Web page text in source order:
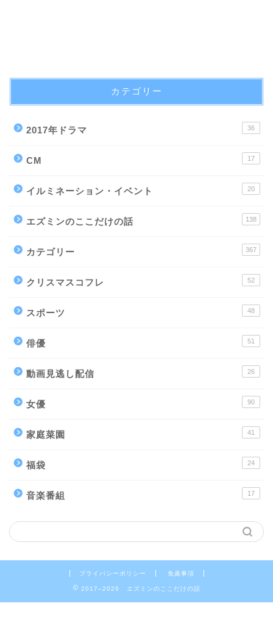
カテゴリー
2017年ドラマ 36
CM 17
イルミネーション・イベント 20
エズミンのここだけの話 138
カテゴリー 367
クリスマスコフレ 52
スポーツ 48
俳優 51
動画見逃し配信 26
女優 90
家庭菜園 41
福袋 24
音楽番組 17
プライバシーポリシー 免責事項
2017–2026 エズミンのここだけの話